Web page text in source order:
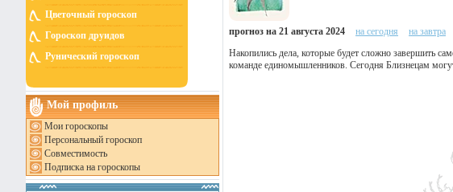
Цветочный гороскоп
Гороскоп друидов
Рунический гороскоп
Мой профиль
Мои гороскопы
Персональный гороскоп
Совместимость
Подписка на гороскопы
прогноз на 21 августа 2024 на сегодня на завтра
Накопились дела, которые будет сложно завершить
команде единомышленников. Сегодня Близнецам